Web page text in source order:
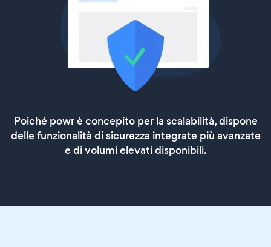
Poiché powr è concepito per la scalabilità, dispone
delle funzionalità di sicurezza integrate più avanzate
e di volumi elevati disponibili.